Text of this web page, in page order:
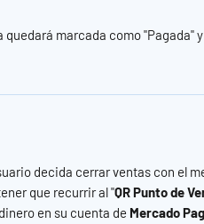
marcada como "Pagada"
decida cerrar ventas con el
que recurrir al "QR Punto de
en su cuenta de Mercado